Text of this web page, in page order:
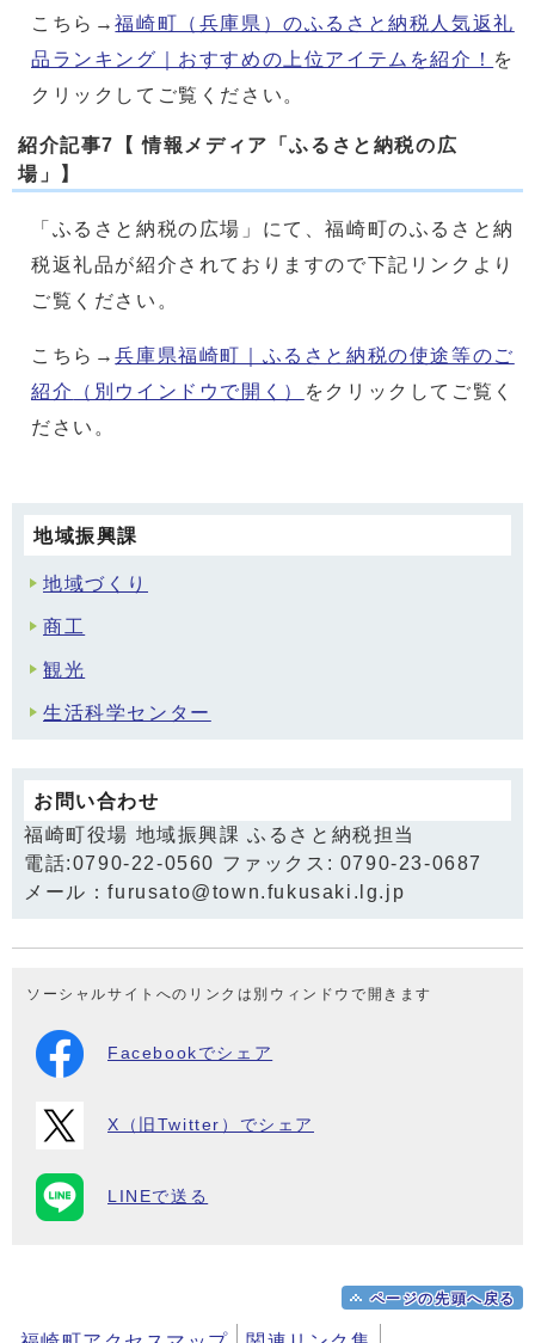
こちら→福崎町（兵庫県）のふるさと納税人気返礼
品ランキング｜おすすめの上位アイテムを紹介！ を
クリックしてご覧ください。
紹介記事7【 情報メディア「ふるさと納税の広
場」】
「ふるさと納税の広場」にて、福崎町のふるさと納
税返礼品が紹介されておりますので下記リンクより
ご覧ください。
こちら→兵庫県福崎町｜ふるさと納税の使途等のご
紹介
（別ウインドウで開く）
をクリックしてご覧く
ださい。
地域振興課
地域づくり
商工
観光
生活科学センター
お問い合わせ
福崎町役場 地域振興課 ふるさと納税担当
電話:0790-22-0560 ファックス: 0790-23-0687
メール：furusato@town.fukusaki.lg.jp
ソーシャルサイトへのリンクは別ウィンドウで開きます
Facebookでシェア
X（旧Twitter）でシェア
LINEで送る
ページの先頭へ戻る